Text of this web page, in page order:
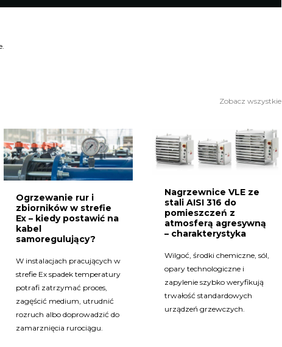
Zobacz wszystkie
Ogrzewanie rur i
zbiorników w strefie
Ex – kiedy postawić na
kabel
samoregulujący?
W instalacjach pracujących w
strefie Ex spadek temperatury
potrafi zatrzymać proces,
zagęścić medium, utrudnić
rozruch albo doprowadzić do
zamarznięcia rurociągu.
Nagrzewnice VLE ze
stali AISI 316 do
pomieszczeń z
atmosferą agresywną
– charakterystyka
Wilgoć, środki chemiczne, sól,
opary technologiczne i
zapylenie szybko weryfikują
trwałość standardowych
urządzeń grzewczych.